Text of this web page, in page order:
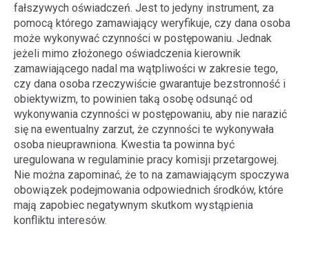
fałszywych oświadczeń. Jest to jedyny instrument, za
pomocą którego zamawiający weryfikuje, czy dana osoba
może wykonywać czynności w postępowaniu. Jednak
jeżeli mimo złożonego oświadczenia kierownik
zamawiającego nadal ma wątpliwości w zakresie tego,
czy dana osoba rzeczywiście gwarantuje bezstronność i
obiektywizm, to powinien taką osobę odsunąć od
wykonywania czynności w postępowaniu, aby nie narazić
się na ewentualny zarzut, że czynności te wykonywała
osoba nieuprawniona. Kwestia ta powinna być
uregulowana w regulaminie pracy komisji przetargowej.
Nie można zapominać, że to na zamawiającym spoczywa
obowiązek podejmowania odpowiednich środków, które
mają zapobiec negatywnym skutkom wystąpienia
konfliktu interesów.